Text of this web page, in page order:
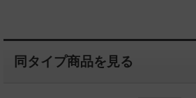
同タイプ商品を見る